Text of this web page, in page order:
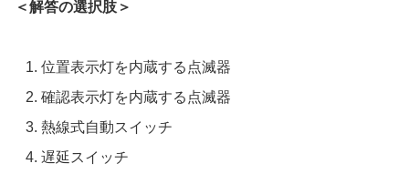
＜解答の選択肢＞
位置表示灯を内蔵する点滅器
確認表示灯を内蔵する点滅器
熱線式自動スイッチ
遅延スイッチ